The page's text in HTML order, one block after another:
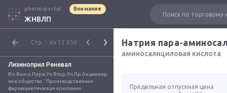
pharm-portal Внимание
ЖНВЛП
Стр. 1 из 13 850
Лизиноприл Реневал
Вл.Вып.к.Перв.Уп.Втор.Уп.Пр.Акционер
ное общество "Производственная
фармацевтическая компания
Натрия пара-
аминосалициловая кислота
Предельная отпускная цена